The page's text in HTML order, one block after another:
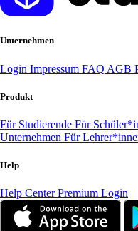
Unternehmen
Login Impressum FAQ AGB
Produkt
Für Studierende Für
Unternehmen Für
Help
Help CenterPremium Login